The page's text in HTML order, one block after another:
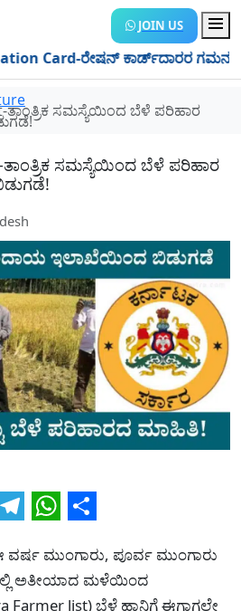
JOIN US
Card-ರೇಷನ್ ಕಾರ್ಡ್‍ದಾರರ ಗಮನಕ್ಕೆ:
ತಾಂತ್ರಿಕ ಸಮಸ್ಯೆಯಿಂದ ಬೆಳೆ ಪರಿಹಾರ
ತಾಂತ್ರಿಕ ಸಮಸ್ಯೆಯಿಂದ ಬೆಳೆ ಪರಿಹಾರ
WhatsApp
Share
ಮುಂಗಾರು, ಪೂರ್ವ ಮುಂಗಾರು
ಅತೀಯಾದ ಮಳೆಯಿಂದ
Farmer list) ಬೆಳೆ ಹಾನಿಗೆ ಈಗಾಗಲೇ